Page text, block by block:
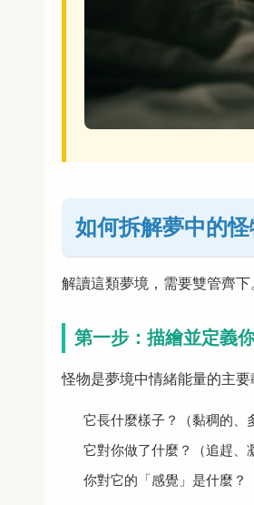
如何拆解夢中的
解讀這類夢境，需要雙管齊
第一步：描繪並定義
怪物是夢境中情緒能量的主要
它長什麼樣子？（黏稠的、
它對你做了什麼？（追趕、
你對它的「感覺」是什麼？